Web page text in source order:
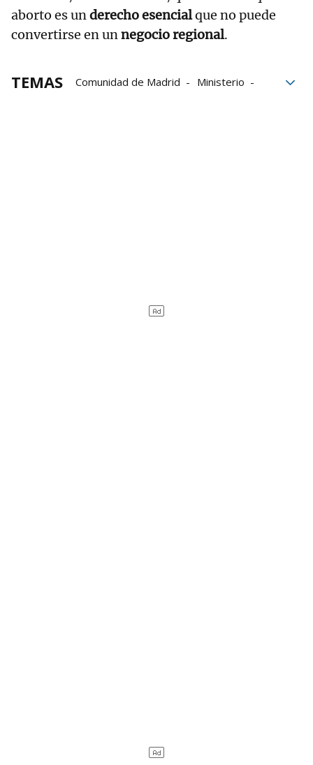
aborto es underecho esencialque no puede
convertirse en unnegocio regional.
TEMAS Comunidad de Madrid
Ministerio